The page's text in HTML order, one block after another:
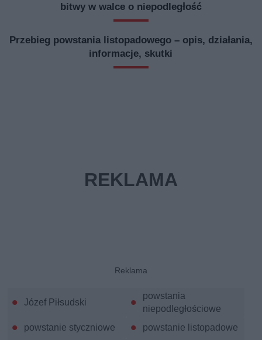
bitwy w walce o niepodległość
Przebieg powstania listopadowego – opis, działania,
informacje, skutki
Józef Piłsudski
powstania
niepodległościowe
powstanie styczniowe
powstanie listopadowe